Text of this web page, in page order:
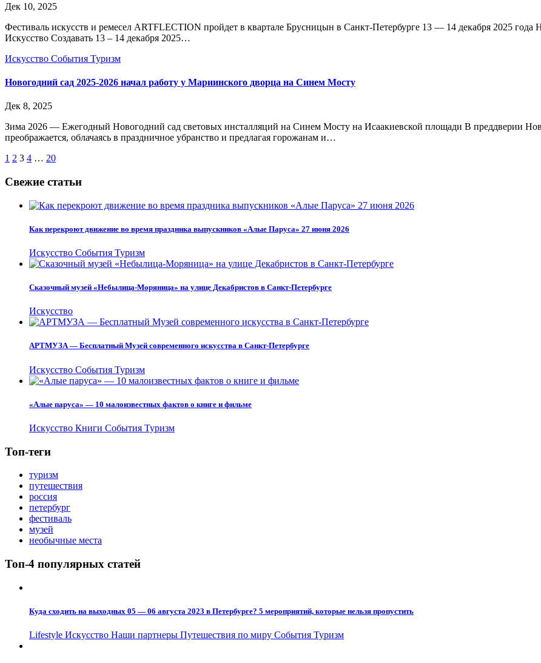
Дек 10, 2025
Фестиваль искусств и ремесел ARTFLECTION пройдет в квартале Брусницын в Санкт-Петербурге 13 — 14 декабря 2025
Искусство Создавать 13 – 14 декабря 2025…
Искусство События Туризм
Новогодний сад 2025-2026 начал работу у Мариинского дворца на Синем Мосту
Дек 8, 2025
Зима 2026 — Ежегодный Новогодний сад световых инсталляций на Синем Мосту на Исаакиевской площади В преддверии
преображается, облачаясь в праздничное убранство и предлагая горожанам и…
Пагинация
записей
1 2 3 4 … 20
Свежие статьи
Как перекроют движение во время праздника выпускников «Алые Паруса» 27 июня 2026
Искусство События Туризм
Сказочный музей «Небылица-Моряница» на улице Декабристов в Санкт-Петербурге
Искусство
АРТМУЗА — Бесплатный Музей современного искусства в Санкт-Петербурге
Искусство События Туризм
«Алые паруса» — 10 малоизвестных фактов о книге и фильме
Искусство Книги События Туризм
Топ-теги
туризм
путешествия
россия
петербург
фестиваль
музей
необычные места
Топ-4 популярных статей
Куда сходить на выходных 05 — 06 августа 2023 в Петербурге? 5 мероприятий, которые нельзя пропустить
Lifestyle Искусство Наши партнеры Путешествия по миру События Туризм